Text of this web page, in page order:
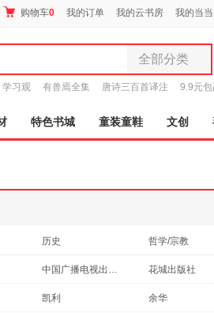
购物车0 我的订单 我的云书房 我的当当
全部分类
全部分类
图书
电子书
玩具
童装童鞋
家居日用
学习观 有兽焉全集 唐诗三百首译注
9.9元包
特色书城 童装童鞋 文创
历史 哲学/宗教
外语 法律
中国广播电视出版社 花城出版社
凯利 余华